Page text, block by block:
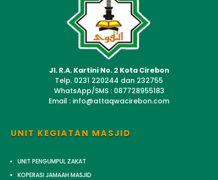
Jl. R.A. Kartini No. 2 Kota Cirebon
Telp. 0231 220244 dan 232755
WhatsApp/SMS : 087728955183
Email : info@attaqwacirebon.com
UNIT KEGIATAN MASJID
UNIT PENGUMPUL ZAKAT
KOPERASI JAMAAH MASJID